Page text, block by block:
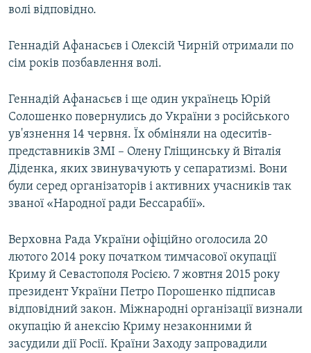
волі відповідно.
Геннадій Афанасьєв і Олексій Чирній отримали по
сім років позбавлення волі.
Геннадій Афанасьєв і ще один українець Юрій
Солошенко повернулись до України з російського
ув'язнення 14 червня. Їх обміняли на одеситів-
представників ЗМІ – Олену Гліщинську й Віталія
Діденка, яких звинувачують у сепаратизмі. Вони
були серед організаторів і активних учасників так
званої «Народної ради Бессарабії».
Верховна Рада України офіційно оголосила 20
лютого 2014 року початком тимчасової окупації
Криму й Севастополя Росією. 7 жовтня 2015 року
президент України Петро Порошенко підписав
відповідний закон. Міжнародні організації визнали
окупацію й анексію Криму незаконними й
засудили дії Росії. Країни Заходу запровадили